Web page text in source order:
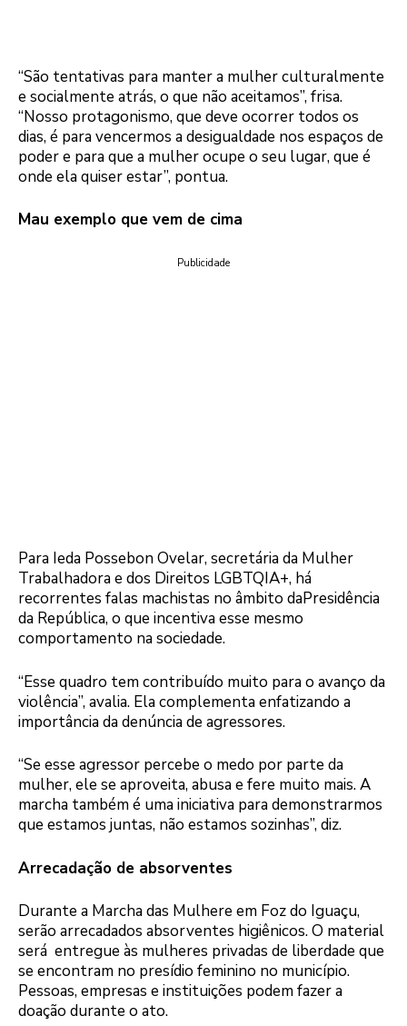
“São tentativas para manter a mulher culturalmente
e socialmente atrás, o que não aceitamos”, frisa.
“Nosso protagonismo, que deve ocorrer todos os
dias, é para vencermos a desigualdade nos espaços de
poder e para que a mulher ocupe o seu lugar, que é
onde ela quiser estar”, pontua.
Mau exemplo que vem de cima
Publicidade
Para Ieda Possebon Ovelar, secretária da Mulher
Trabalhadora e dos Direitos LGBTQIA+, há
recorrentes falas machistas no âmbito daPresidência
da República, o que incentiva esse mesmo
comportamento na sociedade.
“Esse quadro tem contribuído muito para o avanço da
violência”, avalia. Ela complementa enfatizando a
importância da denúncia de agressores.
“Se esse agressor percebe o medo por parte da
mulher, ele se aproveita, abusa e fere muito mais. A
marcha também é uma iniciativa para demonstrarmos
que estamos juntas, não estamos sozinhas”, diz.
Arrecadação de absorventes
Durante a Marcha das Mulhere em Foz do Iguaçu,
serão arrecadados absorventes higiênicos. O material
será entregue às mulheres privadas de liberdade que
se encontram no presídio feminino no município.
Pessoas, empresas e instituições podem fazer a
doação durante o ato.